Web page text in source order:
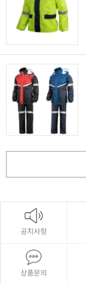
공지사항
상품문의